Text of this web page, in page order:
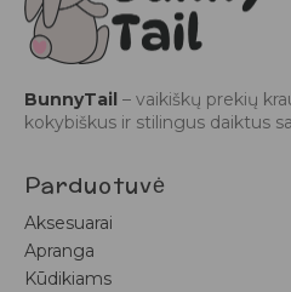
BunnyTail – vaikiškų prekių
kokybiškus ir stilingus daiktus
Parduotuvė
Aksesuarai
Apranga
Kūdikiams